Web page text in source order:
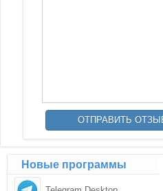
Новые программы